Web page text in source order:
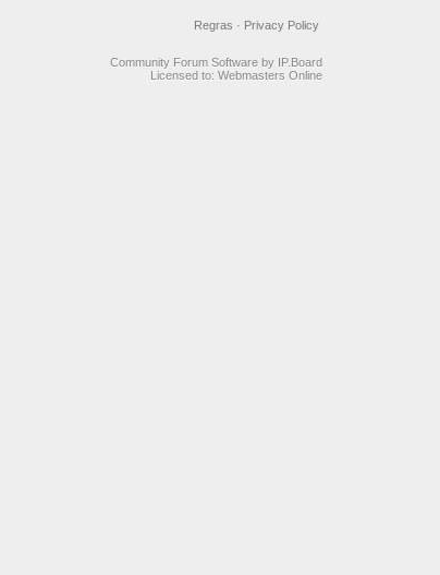
Privacy Policy
Regras ·
Community Forum Software by IP.Board
Licensed to: Webmasters Online